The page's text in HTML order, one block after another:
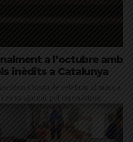
a l’octubre amb
inèdits a Catalunya
s'havia de celebrar al març a
i es va ajornar pel coronavirus